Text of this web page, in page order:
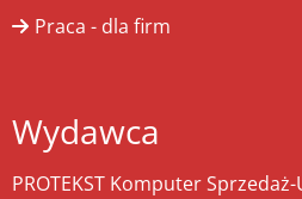
Praca - dla firm
Wydawca
PROTEKST Komputer Sprzedaż-